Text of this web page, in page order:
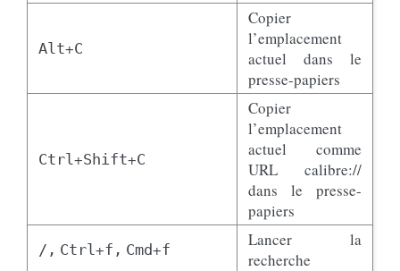
Alt+C
Copier
l’emplacement
actuel dans le
presse-papiers
Ctrl +Shift+C
Copier
l’emplacement
actuel comme
URL calibre://
dans le presse-
papiers
/, Ctrl +f, Cmd+f
Lancer la
recherche